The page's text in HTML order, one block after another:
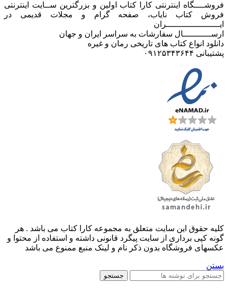
فروشــــگاه اینترنتی کارا کتاب اولین و بزرگترین ســایت اینترنتی
فروش کتاب نایاب، صفحه گرام و مجلات قدیمی در
ایـــــــــــــــــــــران
ارســـــــــــال سفارشات به سراسر ایران و جهان
دانلود انواع کتاب های تاریخی رمان و غیره
پشتیبانی ۰۹۱۲۵۳۴۳۶۴۴
کليه حقوق اين سايت متعلق به مجموعه کارا کتاب می باشد . هر
گونه کپی برداری از سایت پیگرد قانونی داشته و استفاده از محتوا و
عکسهای فروشگاه بدون ذکر نام و لینک منبع ممنوع می باشد
بستن
جستجو